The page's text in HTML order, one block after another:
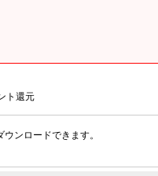
ト還元
ンロードできます。